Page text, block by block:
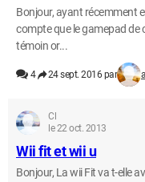
Bonjour, ayant récemment
compte que le gamepad de
témoin or...
4 24 sept. 2016 par
Cl
le 22 oct. 2013
Wii fit et wii u
Bonjour, La wii Fit va t-elle